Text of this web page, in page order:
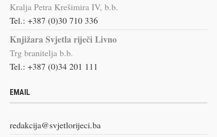
Kralja Petra Krešimira IV, b.b.
Tel.: +387 (0)30 710 336
Knjižara Svjetla riječi Livno
Trg branitelja b.b.
Tel.: +387 (0)34 201 111
EMAIL
redakcija@svjetlorijeci.ba